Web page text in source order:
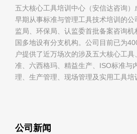
五大核心工具培训中心（安信达咨询
早期从事标准与管理工具技术培训的
监局、环保局、认监委首批备案咨询
国多地设有分支机构。公司目前已为
户提供了近万场次的涉及五大核心工具
准、六西格玛、精益生产、ISO标准与
理、生产管理、现场管理及实用工具培
公司新闻